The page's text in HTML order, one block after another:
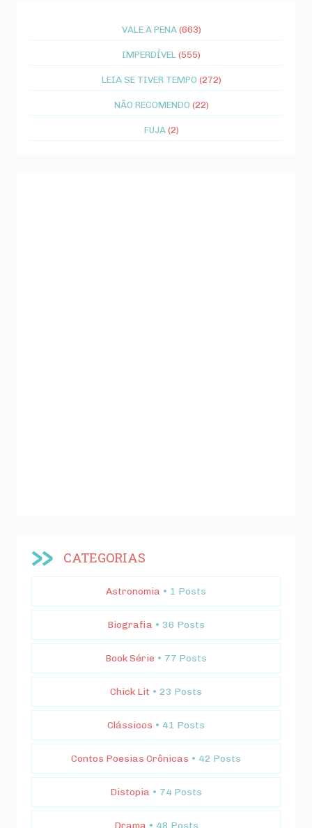
VALE A PENA (663)
IMPERDÍVEL (555)
LEIA SE TIVER TEMPO (272)
NÃO RECOMENDO (22)
FUJA (2)
CATEGORIAS
Astronomia • 1 Posts
Biografia • 36 Posts
Book Série • 77 Posts
Chick Lit • 23 Posts
Clássicos • 41 Posts
Contos Poesias Crônicas • 42 Posts
Distopia • 74 Posts
Drama • 48 Posts